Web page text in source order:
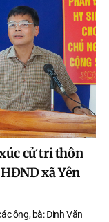
cử tri thôn
xã Yên
ông, bà: Đinh Văn